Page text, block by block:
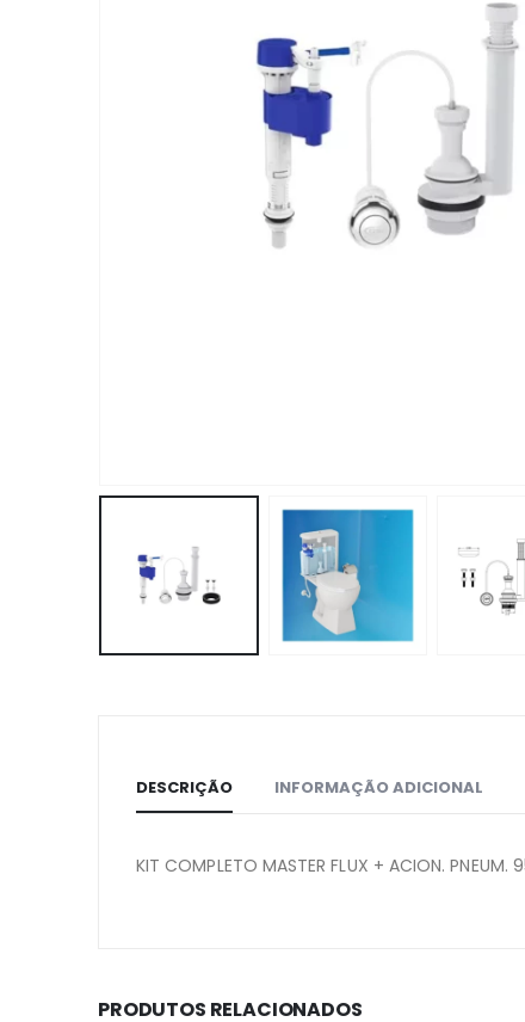
DESCRIÇÃO INFORMAÇÃO ADICIONAL
KIT COMPLETO MASTER FLUX + ACION. PNEUM.
PRODUTOS RELACIONADOS